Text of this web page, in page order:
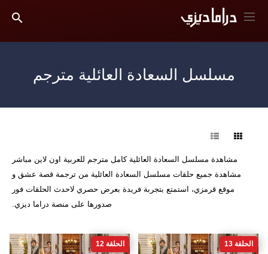
مسلسل السعادة العائلية مترجم
مشاهدة مسلسل السعادة العائلية كامل مترجم للعربية اون لاين مباشر
مشاهدة جميع حلقات مسلسل السعادة العائلية من ترجمة قصة عشق و
موقع قرمزي، استمتع بتجربة فريدة بعرض حصري لاحدث الحلقات فور
صدورها على منصة دراما ديزي.
الحلقة 13 الحلقة 12